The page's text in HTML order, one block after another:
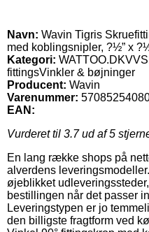
Navn: Wavin Tigris
med koblingsnipler, ?½” x
Kategori:
fittingsVinkler & bøjninger
Producent: Wavin
Varenummer:
EAN:
Vurderet til 3.7ud af 5
En lang række shops på
alverdens
øjeblikket
bestillingen når det passer
Leveringstypen er jo
den billigste fragtform ved